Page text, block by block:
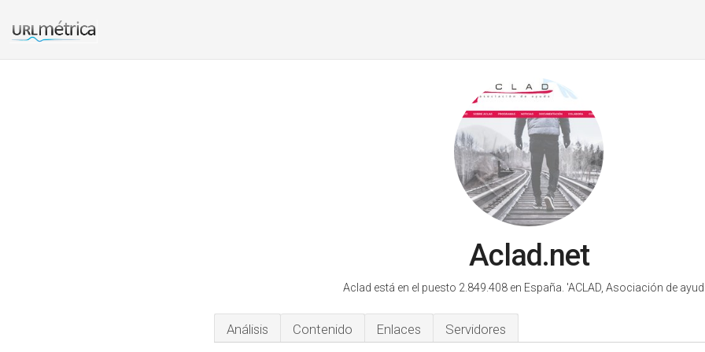
Aclad.net
Aclad está en el puesto 2.849.408 en España. 'ACLAD, Asociación de
Análisis Contenido Enlaces Servidores